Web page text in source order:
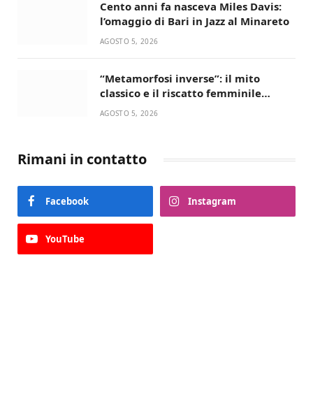
Cento anni fa nasceva Miles Davis:
l’omaggio di Bari in Jazz al Minareto
AGOSTO 5, 2026
“Metamorfosi inverse”: il mito
classico e il riscatto femminile
incantano la Selva di Fasano
AGOSTO 5, 2026
Rimani in contatto
Facebook Instagram
YouTube